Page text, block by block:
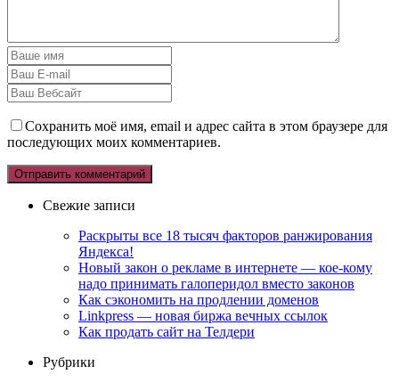
Сохранить моё имя, email и адрес сайта в этом браузере для
последующих моих комментариев.
Свежие записи
Раскрыты все 18 тысяч факторов ранжирования
Яндекса!
Новый закон о рекламе в интернете — кое-кому
надо принимать галоперидол вместо законов
Как сэкономить на продлении доменов
Linkpress — новая биржа вечных ссылок
Как продать сайт на Телдери
Рубрики